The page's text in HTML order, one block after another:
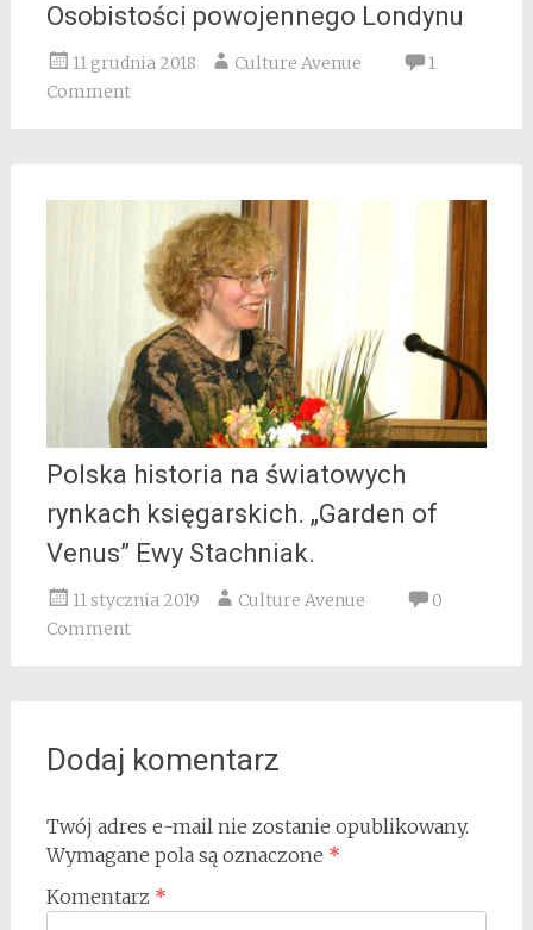
Osobistości powojennego Londynu
11 grudnia 2018 Culture Avenue
1
Comment
Polska historia na światowych
rynkach księgarskich. „Garden of
Venus” Ewy Stachniak.
11 stycznia 2019 Culture Avenue
0
Comment
Dodaj komentarz
Twój adres e-mail nie zostanie opublikowany.
Wymagane pola są oznaczone *
Komentarz *